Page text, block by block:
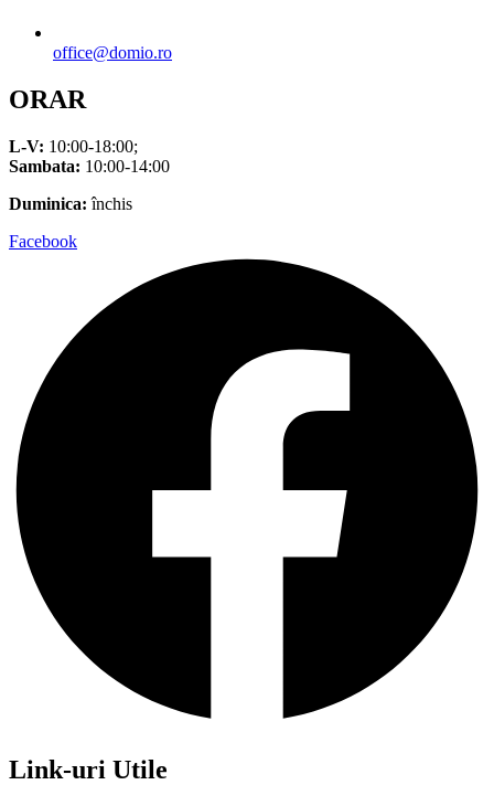
office@domio.ro
ORAR
L-V: 10:00-18:00;
Sambata: 10:00-14:00
Duminica: închis
Facebook
Link-uri Utile